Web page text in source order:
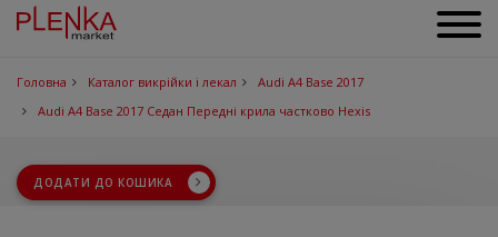
Головна Каталог викрійки і лекал
Audi A4 Base 2017
Audi A4 Base 2017 Седан Передні крила частково Hexis
ДОДАТИ ДО КОШИКА